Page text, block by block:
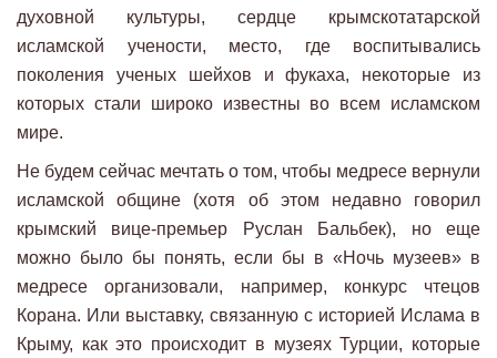
духовной культуры, сердце крымскотатарской
исламской учености, место, где воспитывались
поколения ученых шейхов и фукаха, некоторые из
которых стали широко известны во всем исламском
мире.
Не будем сейчас мечтать о том, чтобы медресе вернули
исламской общине (хотя об этом недавно говорил
крымский вице-премьер Руслан Бальбек), но еще
можно было бы понять, если бы в «Ночь музеев» в
медресе организовали, например, конкурс чтецов
Корана. Или выставку, связанную с историей Ислама в
Крыму, как это происходит в музеях Турции, которые